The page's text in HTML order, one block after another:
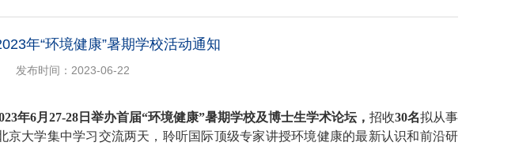
年“环境健康”暑期学校活动通知
发布时间：2023-06-22
3年6月 27-28日举办首届“环境健康”暑期学校及博士生学术论坛， 招收30名拟从事
京大学集中学习交流两天，聆听国际顶级专家讲授环境健康的最新认识和前沿研